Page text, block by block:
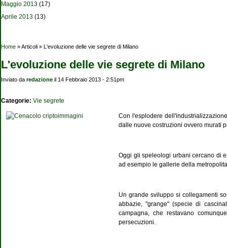
Maggio 2013 (17)
Aprile 2013 (13)
Tu sei qui
Home » Articoli » L'evoluzione delle vie segrete di Milano
L'evoluzione delle vie segrete di Milano
Inviato da redazione il 14 Febbraio 2013 - 2:51pm
Categorie: Vie segrete
Con l'esplodere
dalle nuove costruzioni ovvero murati
Oggi gli speleologi urbani cercano di
ad esempio le gallerie della
Un grande sviluppo si collegamenti
abbazie, "grange" (specie di
campagna, che restavano
persecuzioni.